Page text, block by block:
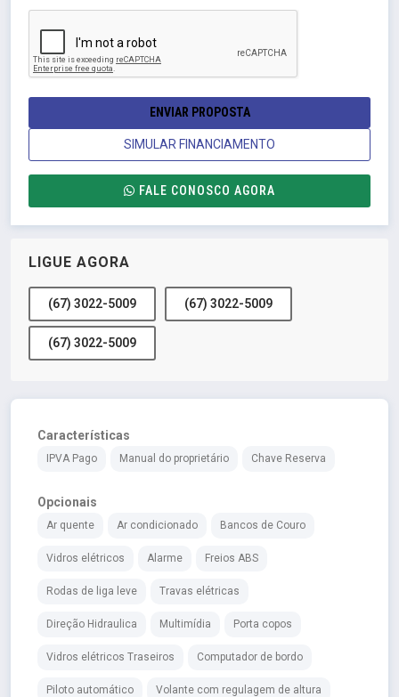
ENVIAR PROPOSTA
SIMULAR FINANCIAMENTO
FALE CONOSCO AGORA
LIGUE AGORA
(67) 3022-5009 (67) 3022-5009
(67) 3022-5009
Características
IPVA Pago Manual do proprietário Chave Reserva
Opcionais
Ar quente Ar condicionado Bancos de Couro
Vidros elétricos Alarme Freios ABS
Rodas de liga leve Travas elétricas
Direção Hidraulica Multimídia Porta copos
Vidros elétricos Traseiros Computador de bordo
Piloto automático Volante com regulagem de altura